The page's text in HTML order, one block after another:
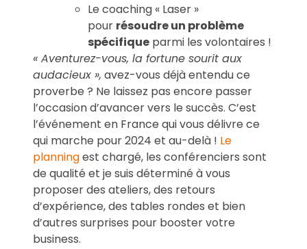
Le coaching « Laser »
pour résoudre un problème
spécifique parmi les volontaires !
« Aventurez-vous, la fortune sourit aux
audacieux », avez-vous déjà entendu ce
proverbe ? Ne laissez pas encore passer
l’occasion d’avancer vers le succès. C’est
l’événement en France qui vous délivre ce
qui marche pour 2024 et au-delà ! Le
planningest chargé, les conférenciers sont
de qualité et je suis déterminé à vous
proposer des ateliers, des retours
d’expérience, des tables rondes et bien
d’autres surprises pour booster votre
business.